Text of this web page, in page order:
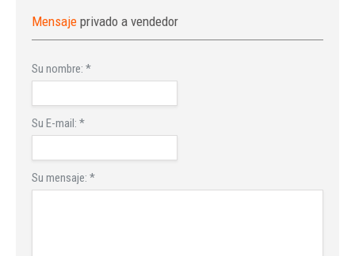
Mensaje privado a vendedor
Su nombre: *
Su E-mail: *
Su mensaje: *